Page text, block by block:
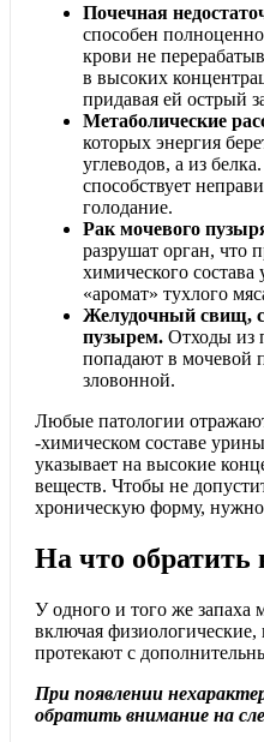
Почечная
способен
крови не
в высоких
придавая ей острый
Метаболические
которых энергия
углеводов, а из
способствует
голодание.
Рак мочевого
разрушат орган, что
химического
«аромат» тухлого
Желудочный свищ,
пузырем. Отходы из
попадают в мочевой
зловонной.
Любые патологии
-химическом составе
указывает на высокие
веществ. Чтобы не
хроническую форму,
На что обратить
У одного и того же запаха
включая
протекают с
При появлении
обратить внимание на